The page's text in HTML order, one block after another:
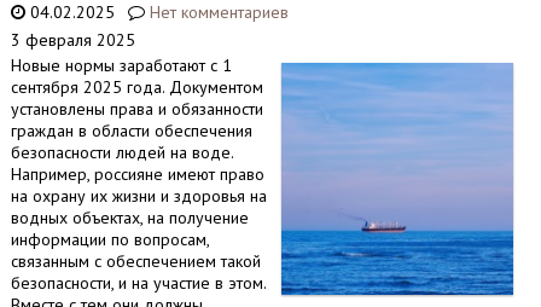
04.02.2025
Нет комментариев
3 февраля 2025
Новые нормы заработают с 1
сентября 2025 года. Документом
установлены права и обязанности
граждан в области обеспечения
безопасности людей на воде.
Например, россияне имеют право
на охрану их жизни и здоровья на
водных объектах, на получение
информации по вопросам,
связанным с обеспечением такой
безопасности, и на участие в этом.